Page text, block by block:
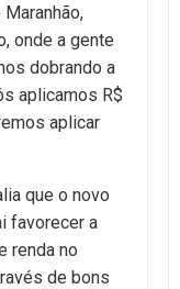
onde a gente
dobrando a
aplicamos R$
aplicar
que o novo
favorecer a
renda no
de bons